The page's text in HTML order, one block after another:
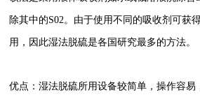
除其中的S02。由于使用不同的吸收剂可获
用，因此湿法脱硫是各国研究最多的方法。
优点：湿法脱硫所用设备较简单，操作容易